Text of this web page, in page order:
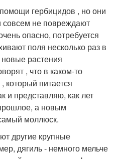
гербицидов , но они
совсем не повреждают
опасно, потребуется
поля несколько раз в
растения
, что в каком-то
который питается
и представляю, как лет
а новым
моллюск.
другие крупные
дягиль - немного мельче